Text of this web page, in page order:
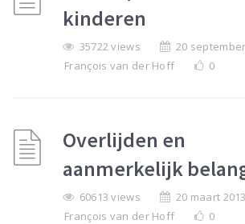
kinderen
35722 views
20
François van der Hoff
0
Overlijden en
aanmerkelijk
60613 views
20 maart 2013
François van der Hoff
0